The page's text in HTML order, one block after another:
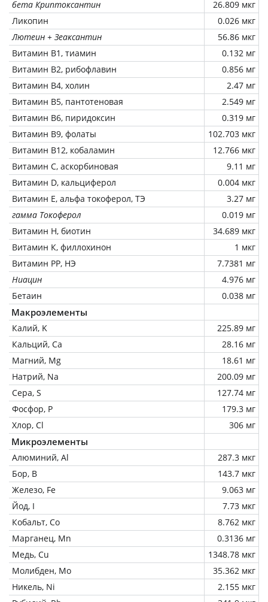
бета Криптоксантин
26.809 мкг
Ликопин
0.026 мкг
Лютеин + Зеаксантин
56.86 мкг
Витамин В1, тиамин
0.132 мг
Витамин В2, рибофлавин
0.856 мг
Витамин В4, холин
2.47 мг
Витамин В5, пантотеновая
2.549 мг
Витамин В6, пиридоксин
0.319 мг
Витамин В9, фолаты
102.703 мкг
Витамин В12, кобаламин
12.766 мкг
Витамин C, аскорбиновая
9.11 мг
Витамин D, кальциферол
0.004 мкг
Витамин Е, альфа токоферол, ТЭ
3.27 мг
гамма Токоферол
0.019 мг
Витамин Н, биотин
34.689 мкг
Витамин К, филлохинон
1 мкг
Витамин РР, НЭ
7.7381 мг
Ниацин
4.976 мг
Бетаин
0.038 мг
Макроэлементы
Калий, K
225.89 мг
Кальций, Ca
28.16 мг
Магний, Mg
18.61 мг
Натрий, Na
200.09 мг
Сера, S
127.74 мг
Фосфор, P
179.3 мг
Хлор, Cl
306 мг
Микроэлементы
Алюминий, Al
287.3 мкг
Бор, B
143.7 мкг
Железо, Fe
9.063 мг
Йод, I
7.73 мкг
Кобальт, Co
8.762 мкг
Марганец, Mn
0.3136 мг
Медь, Cu
1348.78 мкг
Молибден, Mo
35.362 мкг
Никель, Ni
2.155 мкг